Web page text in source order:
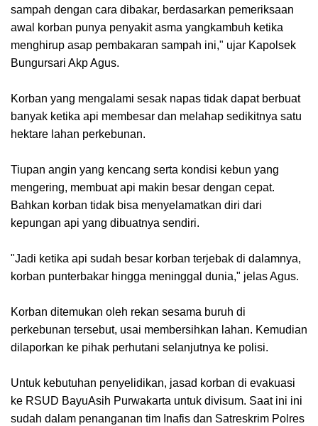
sampah dengan cara dibakar, berdasarkan pemeriksaan
awal korban punya penyakit asma yangkambuh ketika
menghirup asap pembakaran sampah ini," ujar Kapolsek
Bungursari Akp Agus.
Korban yang mengalami sesak napas tidak dapat berbuat
banyak ketika api membesar dan melahap sedikitnya satu
hektare lahan perkebunan.
Tiupan angin yang kencang serta kondisi kebun yang
mengering, membuat api makin besar dengan cepat.
Bahkan korban tidak bisa menyelamatkan diri dari
kepungan api yang dibuatnya sendiri.
"Jadi ketika api sudah besar korban terjebak di dalamnya,
korban punterbakar hingga meninggal dunia," jelas Agus.
Korban ditemukan oleh rekan sesama buruh di
perkebunan tersebut, usai membersihkan lahan. Kemudian
dilaporkan ke pihak perhutani selanjutnya ke polisi.
Untuk kebutuhan penyelidikan, jasad korban di evakuasi
ke RSUD BayuAsih Purwakarta untuk divisum. Saat ini ini
sudah dalam penanganan tim Inafis dan Satreskrim Polres